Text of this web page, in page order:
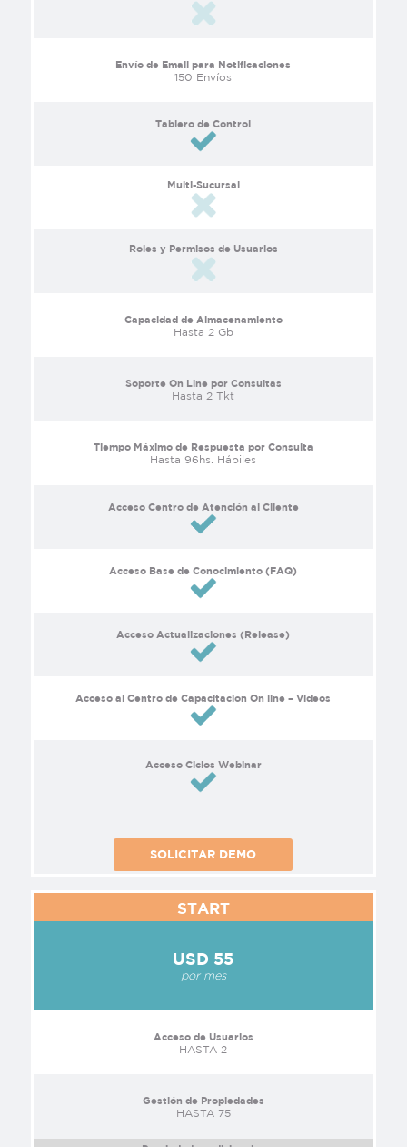
Envío de Email para Notificaciones
150 Envíos
Tablero de Control
Multi-Sucursal
Roles y Permisos de Usuarios
Capacidad de Almacenamiento
Hasta 2 Gb
Soporte On Line por Consultas
Hasta 2 Tkt
Tiempo Máximo de Respuesta por Consulta
Hasta 96hs. Hábiles
Acceso Centro de Atención al Cliente
Acceso Base de Conocimiento (FAQ)
Acceso Actualizaciones (Release)
Acceso al Centro de Capacitación On line – Videos
Acceso Ciclos Webinar
SOLICITAR DEMO
START
USD 55
por mes
Acceso de Usuarios
HASTA 2
Gestión de Propiedades
HASTA 75